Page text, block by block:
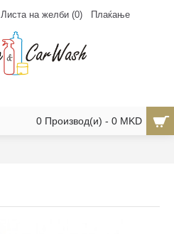
Листа на желби (0) Плаќање
0 Производ(и) - 0 MKD